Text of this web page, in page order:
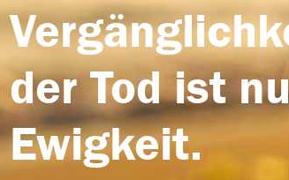
der Tod ist
Ewigkeit.